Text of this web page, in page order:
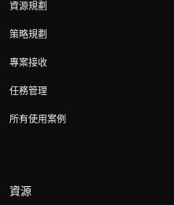
資源規劃
策略規劃
專案接收
任務管理
所有使用案例
資源